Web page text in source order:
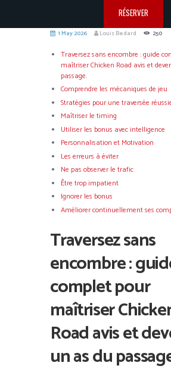
RÉSERVER
1 May 2026 Louis Bedard 250
Traversez sans encombre : guide
maîtriser Chicken Road avis et
passage.
Comprendre les mécaniques de jeu
Stratégies pour une traversée
Maîtriser le timing
Utiliser les bonus avec intelligence
Personnalisation et Motivation
Les erreurs à éviter
Ne pas observer le trafic
Être trop impatient
Ignorer les bonus
Améliorer continuellement ses
Traversez sans
encombre :
complet pour
maîtriser
Road avis et
un as du